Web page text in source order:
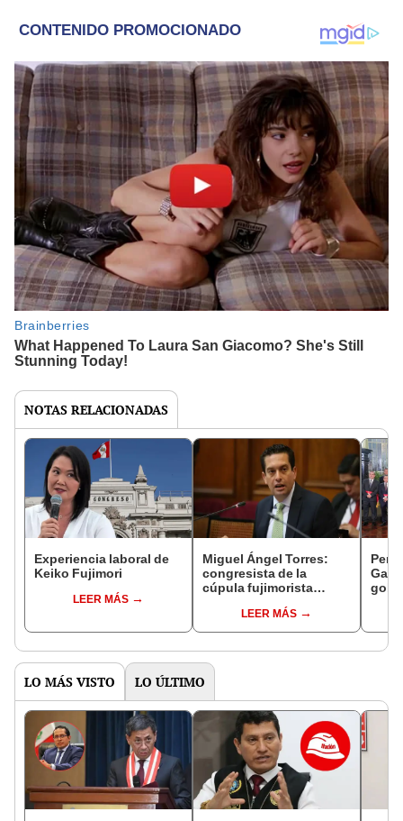
NOTAS RELACIONADAS
Experiencia laboral de
Keiko Fujimori
LEER MÁS
Miguel Ángel Torres:
congresista de la
cúpula fujimorista
del SenadoLEER MÁS
LO MÁS VISTO LO ÚLTIMO